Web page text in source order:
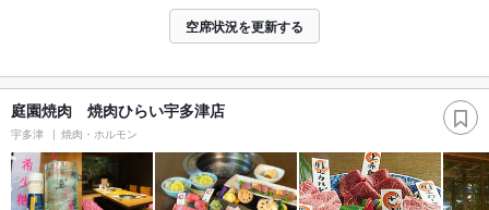
空席状況を更新する
庭園焼肉 焼肉ひらい宇多津店
宇多津 焼肉・ホルモン